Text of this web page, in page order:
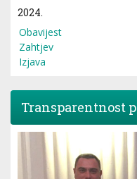
2024.
Obavijest
Zahtjev
Izjava
Transparentnost